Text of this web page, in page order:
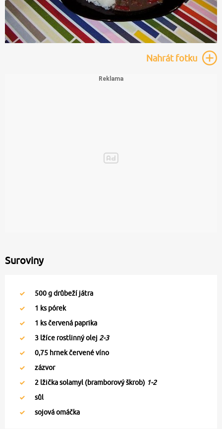
Nahrátfotku
Suroviny
500g drůbeží játra
1 ks pórek
1 ks červená paprika
3 lžíce rostlinný olej 2-3
0,75 hrnek červené víno
zázvor
2 lžička solamyl (bramborový škrob) 1-2
sůl
sojová omáčka